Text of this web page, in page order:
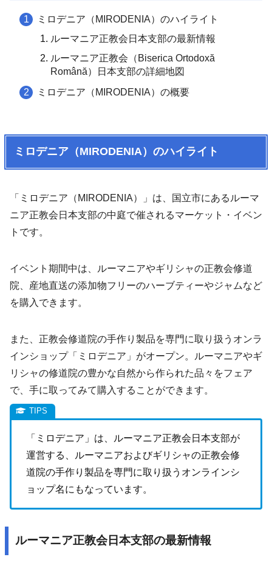
ミロデニア（MIRODENIA）のハイライト
ルーマニア正教会日本支部の最新情報
ルーマニア正教会（Biserica Ortodoxă
Română）日本支部の詳細地図
ミロデニア（MIRODENIA）の概要
ミロデニア（MIRODENIA）のハイライト
「ミロデニア（MIRODENIA）」は、国立市にあるルーマ
ニア正教会日本支部の中庭で催されるマーケット・イベン
トです。
イベント期間中は、ルーマニアやギリシャの正教会修道
院、産地直送の添加物フリーのハーブティーやジャムなど
を購入できます。
また、正教会修道院の手作り製品を専門に取り扱うオンラ
インショップ「ミロデニア」がオープン。ルーマニアやギ
リシャの修道院の豊かな自然から作られた品々をフェア
で、手に取ってみて購入することができます。
「ミロデニア」は、ルーマニア正教会日本支部が
運営する、ルーマニアおよびギリシャの正教会修
道院の手作り製品を専門に取り扱うオンラインシ
ョップ名にもなっています。
ルーマニア正教会日本支部の最新情報